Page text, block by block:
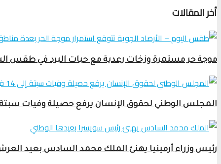
أخر المقالات
موجة حر مستمرة وزخات رعدية مع حبات البرد في طقس السبت 8 غشت 2026
المجلس الوطني لحقوق الإنسان يرفع حصيلة وفيات سبتة إلى 14 في الجانب
رئيس وزراء أرمينيا يهنئ الملك محمد السادس بعيد